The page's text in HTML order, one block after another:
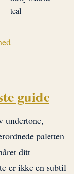
teal
guide
undertone,
paletten
ditt
er ikke en subtil